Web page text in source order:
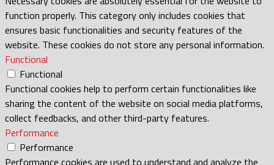
function properly. This category only includes cookies that
ensures basic functionalities and security features of the
website. These cookies do not store any personal information.
Functional
Functional
Functional cookies help to perform certain functionalities like
sharing the content of the website on social media platforms,
collect feedbacks, and other third-party features.
Performance
Performance
Performance cookies are used to understand and analyze the